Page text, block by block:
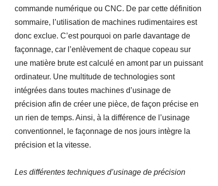
commande numérique ou CNC. De par cette définition
sommaire, l’utilisation de machines rudimentaires est
donc exclue. C’est pourquoi on parle davantage de
façonnage, car l’enlèvement de chaque copeau sur
une matière brute est calculé en amont par un puissant
ordinateur. Une multitude de technologies sont
intégrées dans toutes machines d’usinage de
précision afin de créer une pièce, de façon précise en
un rien de temps. Ainsi, à la différence de l’usinage
conventionnel, le façonnage de nos jours intègre la
précision et la vitesse.
Les différentes techniques d’usinage de précision